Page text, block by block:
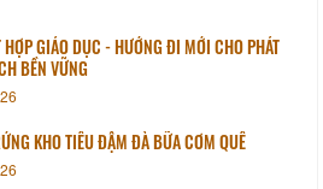
HỢP GIÁO DỤC - HƯỚNG ĐI MỚI CHO PHÁT
BỀN VỮNG
KHO TIÊU ĐẬM ĐÀ BỮA CƠM QUÊ